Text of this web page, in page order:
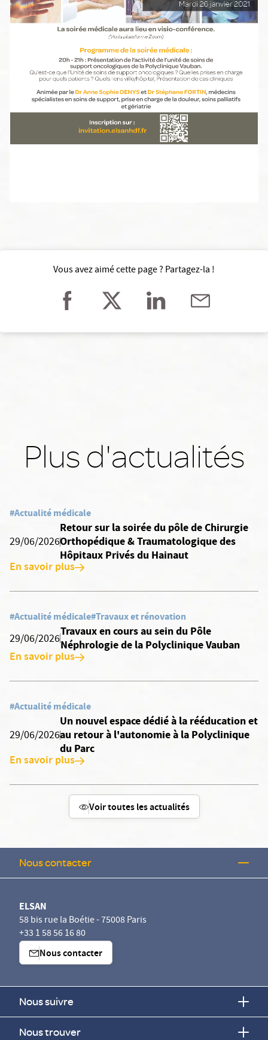
Vous avez aimé cette page ? Partagez-la !
Plus d'actualités
#Actualité médicale
29/06/2026
Retour sur la soirée du pôle de Chirurgie
Orthopédique & Traumatologique des
Hôpitaux Privés du Hainaut
En savoir plus
#Actualité médicale#Travaux et rénovation
29/06/2026
Travaux en cours au sein du Pôle
Néphrologie de la Polyclinique Vauban
En savoir plus
#Actualité médicale
29/06/2026
Un nouvel espace dédié à la rééducation et
au retour à l'autonomie à la Polyclinique
du Parc
En savoir plus
Voir toutes les actualités
Nous contacter
ELSAN
58 bis rue la Boétie - 75008 Paris
+33 1 58 56 16 80
Nous contacter
Nous suivre
Nous trouver